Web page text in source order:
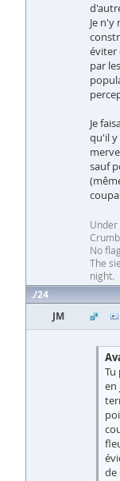
Je
éviter
par
Je
qu'il y
sauf
No
The
night.
24
JM
Tu
en
de